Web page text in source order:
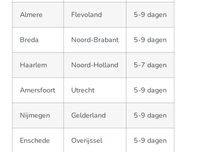
Almere Flevoland 5-9 dagen
Breda Noord-Brabant 5-9 dagen
Haarlem Noord-Holland 5-7 dagen
Amersfoort Utrecht 5-9 dagen
Nijmegen Gelderland 5-9 dagen
Enschede Overijssel 5-9 dagen